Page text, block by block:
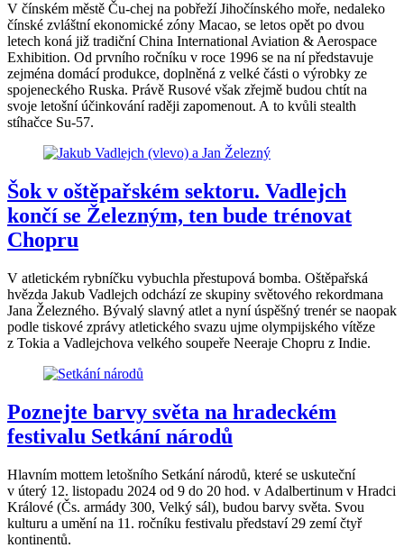
V čínském městě Ču-chej na pobřeží Jihočínského moře, nedaleko
čínské zvláštní ekonomické zóny Macao, se letos opět po dvou
letech koná již tradiční China International Aviation & Aerospace
Exhibition. Od prvního ročníku v roce 1996 se na ní představuje
zejména domácí produkce, doplněná z velké části o výrobky ze
spojeneckého Ruska. Právě Rusové však zřejmě budou chtít na
svoje letošní účinkování raději zapomenout. A to kvůli stealth
stíhačce Su-57.
Šok v oštěpařském sektoru. Vadlejch
končí se Železným, ten bude trénovat
Chopru
V atletickém rybníčku vybuchla přestupová bomba. Oštěpařská
hvězda Jakub Vadlejch odchází ze skupiny světového rekordmana
Jana Železného. Bývalý slavný atlet a nyní úspěšný trenér se naopak
podle tiskové zprávy atletického svazu ujme olympijského vítěze
z Tokia a Vadlejchova velkého soupeře Neeraje Chopru z Indie.
Poznejte barvy světa na hradeckém
festivalu Setkání národů
Hlavním mottem letošního Setkání národů, které se uskuteční
v úterý 12. listopadu 2024 od 9 do 20 hod. v Adalbertinum v Hradci
Králové (Čs. armády 300, Velký sál), budou barvy světa. Svou
kulturu a umění na 11. ročníku festivalu představí 29 zemí čtyř
kontinentů.